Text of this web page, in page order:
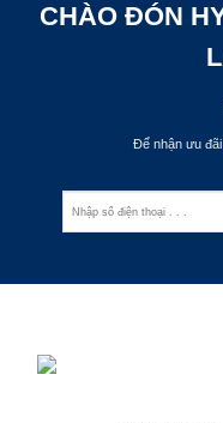
CHÀO ĐÓN
Để nhận ưu